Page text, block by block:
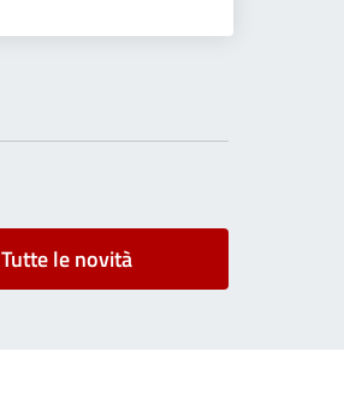
Tutte le novità